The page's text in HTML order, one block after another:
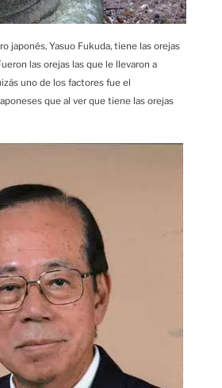
japonés, Yasuo Fukuda, tiene las orejas
las orejas las que le llevaron a
uno de los factores fue el
que al ver que tiene las orejas